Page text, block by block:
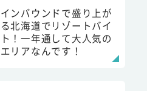
インバウンドで盛り上が
る北海道でリゾートバイ
ト！一年通して大人気の
エリアなんです！